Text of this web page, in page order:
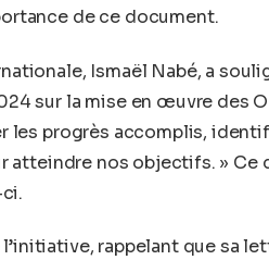
de ce document.
Ismaël Nabé, a
sur la mise en œuvre des
les progrès accomplis,
atteindre nos objectifs. » Ce
rappelant que sa